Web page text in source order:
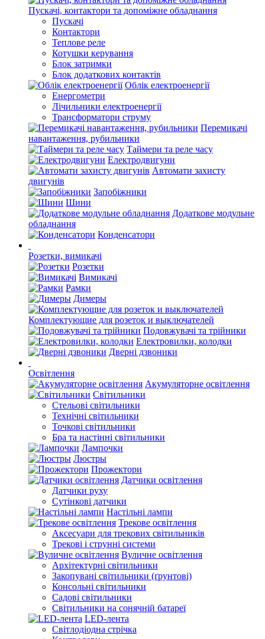
Пускачі, контактори та допоміжне обладнання
Пускачі
Контактори
Теплове реле
Котушки керування
Блок затримки
Блок додаткових контактів
Облік електроенергії
Енергометри
Лічильники електроенергії
Трансформатори струму
Перемикачі
навантаження, рубильники
Таймери та реле часу
Електродвигуни
Автомати захисту
двигунів
Запобіжники
Шини
Додаткове модульне
обладнання
Конденсатори
Розетки, вимикачі
Розетки
Вимикачі
Рамки
Димеры
Комплектующие для розеток и выключателей
Подовжувачі та трійники
Електровилки, колодки
Дверні дзвоники
Освітлення
Акумуляторне освітлення
Світильники
Стельові світильники
Технічні світильники
Точкові світильники
Бра та настінні світильники
Лампочки
Люстры
Прожектори
Датчики освітлення
Датчики руху
Сутінкові датчики
Настільні лампи
Трекове освітлення
Аксесуари для трекових світильників
Трекові і струнні системи
Вуличне освітлення
Архітектурні світильники
Закопувані світильники (ґрунтові)
Консольні світильники
Садові світильники
Світильники на сонячній батареї
LED-лента
Світлодіодна стрічка